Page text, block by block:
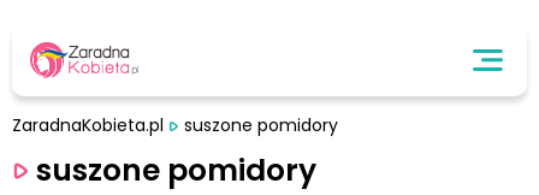
ZaradnaKobieta.pl suszone pomidory
suszone pomidory